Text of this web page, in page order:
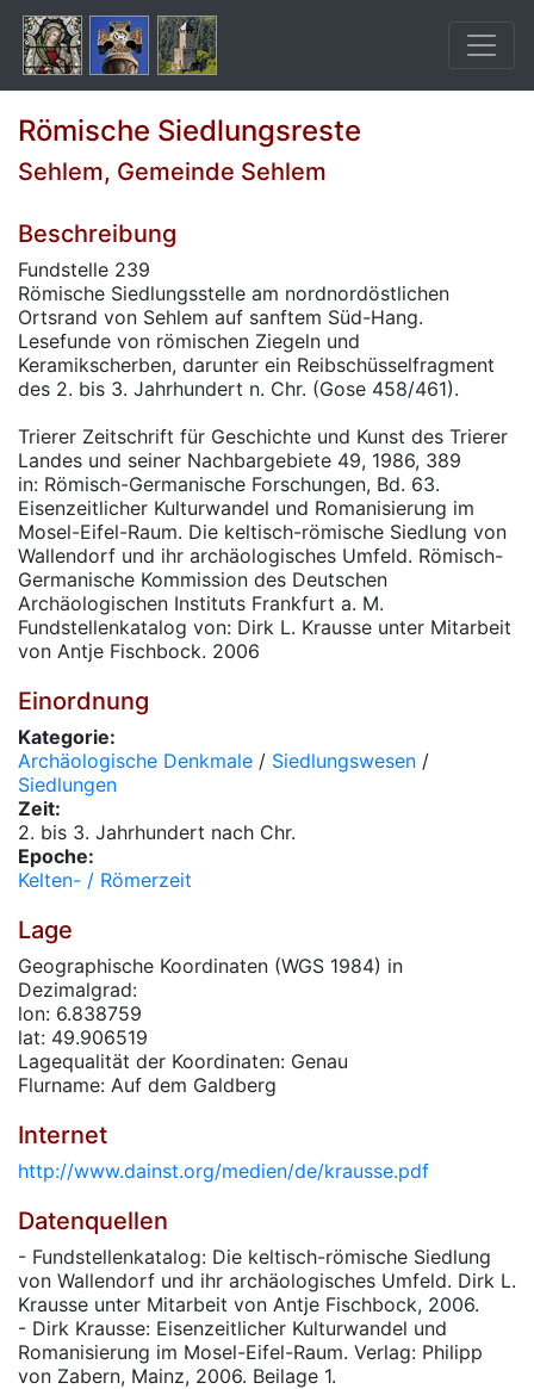
Römische Siedlungsreste
Sehlem, Gemeinde Sehlem
Beschreibung
Fundstelle 239
Römische Siedlungsstelle am nordnordöstlichen
Ortsrand von Sehlem auf sanftem Süd-Hang.
Lesefunde von römischen Ziegeln und
Keramikscherben, darunter ein Reibschüsselfragment
des 2. bis 3. Jahrhundert n. Chr. (Gose 458/461).
Trierer Zeitschrift für Geschichte und Kunst des Trierer
Landes und seiner Nachbargebiete 49, 1986, 389
in: Römisch-Germanische Forschungen, Bd. 63.
Eisenzeitlicher Kulturwandel und Romanisierung im
Mosel-Eifel-Raum. Die keltisch-römische Siedlung von
Wallendorf und ihr archäologisches Umfeld. Römisch-
Germanische Kommission des Deutschen
Archäologischen Instituts Frankfurt a. M.
Fundstellenkatalog von: Dirk L. Krausse unter Mitarbeit
von Antje Fischbock. 2006
Einordnung
Kategorie:
Archäologische Denkmale / Siedlungswesen /
Siedlungen
Zeit:
2. bis 3. Jahrhundert nach Chr.
Epoche:
Kelten- / Römerzeit
Lage
Geographische Koordinaten (WGS 1984) in
Dezimalgrad:
lon: 6.838759
lat: 49.906519
Lagequalität der Koordinaten: Genau
Flurname: Auf dem Galdberg
Internet
http://www.dainst.org/medien/de/krausse.pdf
Datenquellen
- Fundstellenkatalog: Die keltisch-römische Siedlung
von Wallendorf und ihr archäologisches Umfeld. Dirk L.
Krausse unter Mitarbeit von Antje Fischbock, 2006.
- Dirk Krausse: Eisenzeitlicher Kulturwandel und
Romanisierung im Mosel-Eifel-Raum. Verlag: Philipp
von Zabern, Mainz, 2006. Beilage 1.